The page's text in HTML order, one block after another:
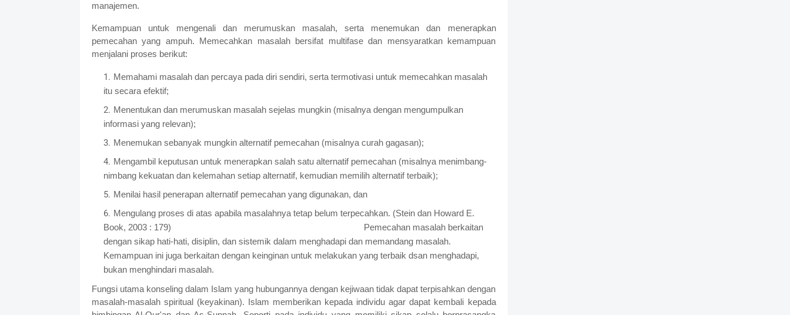
manajemen.
Kemampuan untuk mengenali dan merumuskan masalah, serta menemukan dan menerapkan
pemecahan yang ampuh. Memecahkan masalah bersifat multifase dan mensyaratkan kemampuan
menjalani proses berikut:
Memahami masalah dan percaya pada diri sendiri, serta termotivasi untuk memecahkan masalah
itu secara efektif;
Menentukan dan merumuskan masalah sejelas mungkin (misalnya dengan mengumpulkan
informasi yang relevan);
Menemukan sebanyak mungkin alternatif pemecahan (misalnya curah gagasan);
Mengambil keputusan untuk menerapkan salah satu alternatif pemecahan (misalnya menimbang-
nimbang kekuatan dan kelemahan setiap alternatif, kemudian memilih alternatif terbaik);
Menilai hasil penerapan alternatif pemecahan yang digunakan, dan
Mengulang proses di atas apabila masalahnya tetap belum terpecahkan. (Stein dan Howard E.
Book, 2003 : 179) Pemecahan masalah berkaitan
dengan sikap hati-hati, disiplin, dan sistemik dalam menghadapi dan memandang masalah.
Kemampuan ini juga berkaitan dengan keinginan untuk melakukan yang terbaik dsan menghadapi,
bukan menghindari masalah.
Fungsi utama konseling dalam Islam yang hubungannya dengan kejiwaan tidak dapat terpisahkan dengan
masalah-masalah spiritual (keyakinan). Islam memberikan kepada individu agar dapat kembali kepada